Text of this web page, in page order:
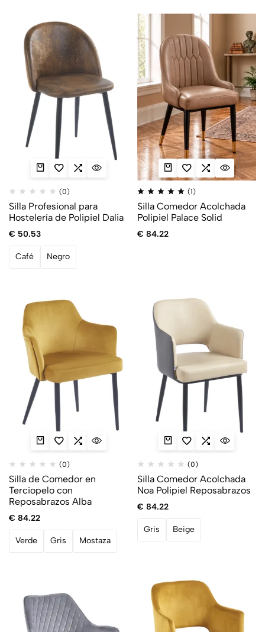
(0)
Silla Profesional para
Hostelería de Polipiel Dalia
€ 50.53
Café Negro
(1)
Silla Comedor Acolchada
Polipiel Palace Solid
€ 84.22
(0)
Silla de Comedor en
Terciopelo con
Reposabrazos Alba
€ 84.22
Verde Gris Mostaza
(0)
Silla Comedor Acolchada
Noa Polipiel Reposabrazos
€ 84.22
Gris Beige